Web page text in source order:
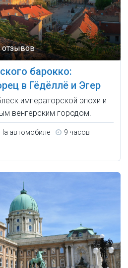
отзывов
барокко:
в Гёдёллё и Эгер
императорской эпохи и
венгерским городом.
На автомобиле 9 часов